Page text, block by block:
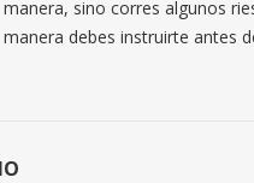
manera, sino corres algunos
manera debes instruirte antes